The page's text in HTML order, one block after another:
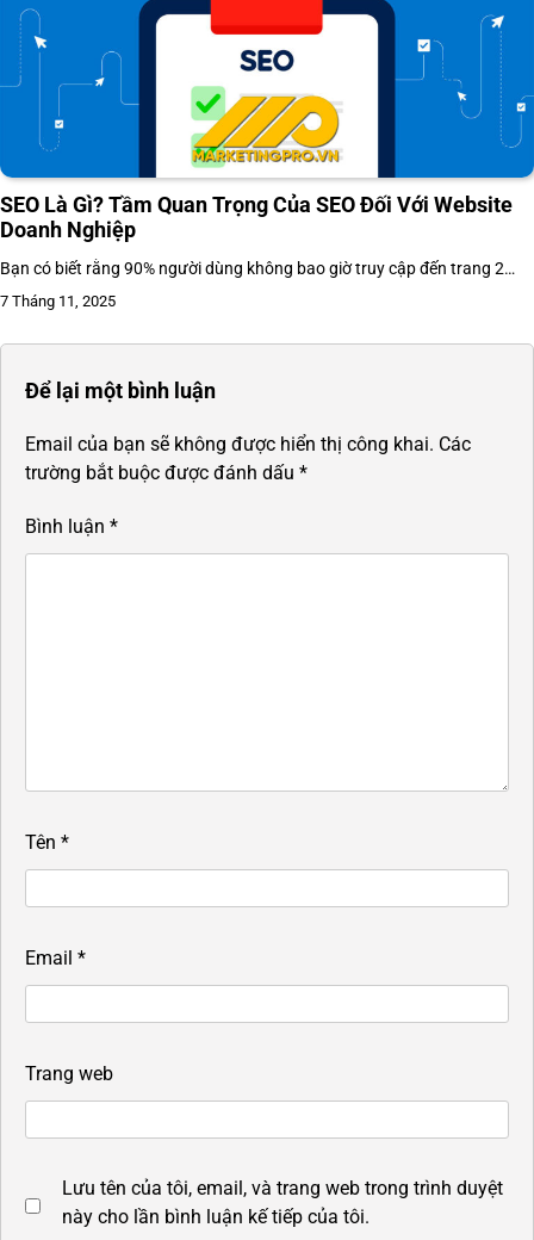
SEO Là Gì? Tầm Quan Trọng Của SEO Đối Với Website
Doanh Nghiệp
Bạn có biết rằng 90% người dùng không bao giờ truy cập đến trang 2…
7 Tháng 11, 2025
Để lại một bình luận
Email của bạn sẽ không được hiển thị công khai. Các
trường bắt buộc được đánh dấu *
Bình luận *
Tên *
Email *
Trang web
Lưu tên của tôi, email, và trang web trong trình duyệt
này cho lần bình luận kế tiếp của tôi.